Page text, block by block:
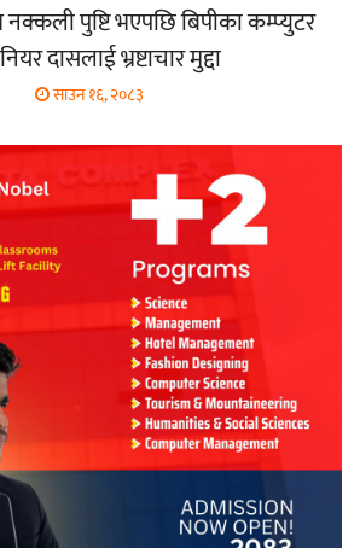
नक्कली पुष्टि भएपछि बिपीका कम्प्युटर
दासलाई भ्रष्टाचार मुद्दा
साउन १६, २०८३